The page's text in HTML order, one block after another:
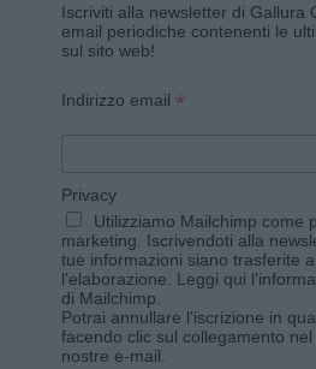
Iscriviti alla newsletter di Gallura
email periodiche contenenti le
sul sito web!
Indirizzo email *
Privacy
Utilizziamo Mailchimp come
marketing. Iscrivendoti alla
tue informazioni siano trasferite
l'elaborazione. Leggi qui
di Mailchimp.
Potrai annullare l'iscrizione in
facendo clic sul collegamento
nostre e-mail.